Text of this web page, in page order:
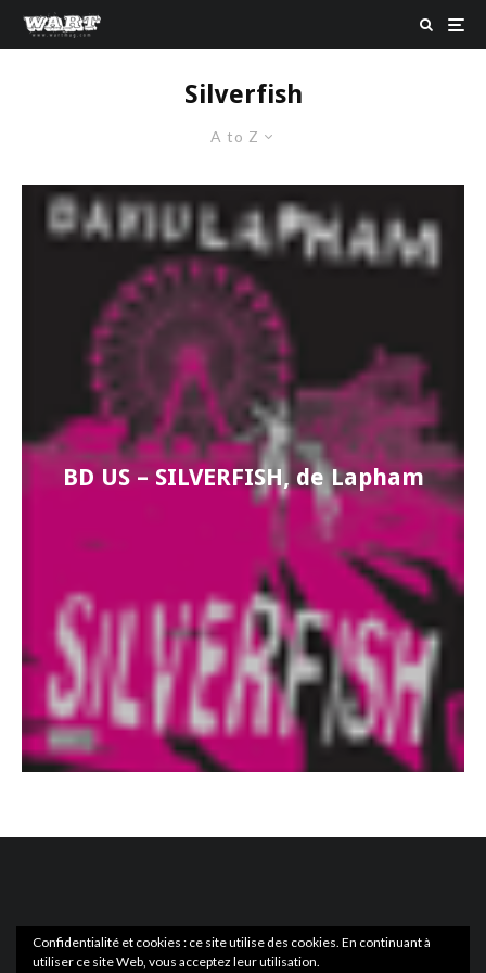
Silverfish
A to Z
BD US – SILVERFISH, de Lapham
Confidentialité et cookies : ce site utilise des cookies. En continuant à
utiliser ce site Web, vous acceptez leur utilisation.